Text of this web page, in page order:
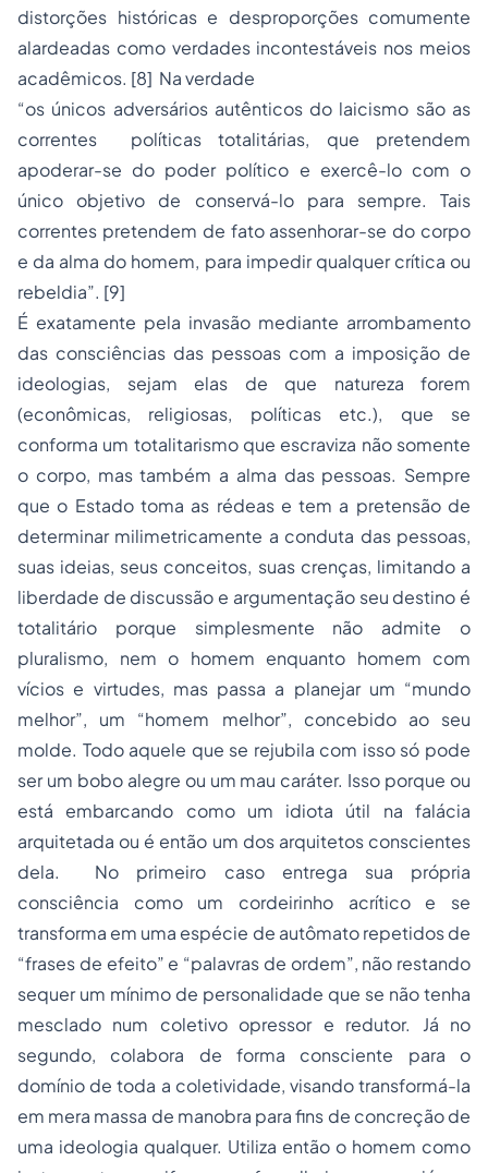
distorções históricas e desproporções comumente
alardeadas como verdades incontestáveis nos meios
acadêmicos. [8] Na verdade
“os únicos adversários autênticos do laicismo são as
correntes políticastotalitárias, que pretendem
apoderar-se do poder político e exercê-lo com o
único objetivo de conservá-lo para sempre. Tais
correntes pretendem de fato assenhorar-se do corpo
e da alma do homem, para impedir qualquer crítica ou
rebeldia”. [9]
É exatamente pela invasão mediante arrombamento
das consciências das pessoas com a imposição de
ideologias, sejam elas de que natureza forem
(econômicas, religiosas, políticas etc.), que se
conforma um totalitarismo que escraviza não somente
o corpo, mas também a alma das pessoas. Sempre
que o Estado toma as rédeas e tem a pretensão de
determinar milimetricamente a conduta das pessoas,
suas ideias, seus conceitos, suas crenças, limitando a
liberdade de discussão e argumentação seu destino é
totalitário porque simplesmente não admite o
pluralismo, nem o homem enquanto homem com
vícios e virtudes, mas passa a planejar um “mundo
melhor”, um “homem melhor”, concebido ao seu
molde. Todo aquele que se rejubila com isso só pode
ser um bobo alegre ou um mau caráter. Isso porque ou
está embarcando como um idiota útil na falácia
arquitetada ou é então um dos arquitetos conscientes
dela. No primeiro caso entrega sua própria
consciência como um cordeirinho acrítico e se
transforma em uma espécie de autômato repetidos de
“frases de efeito” e “palavras de ordem”, não restando
sequer um mínimo de personalidade que se não tenha
mesclado num coletivo opressor e redutor. Já no
segundo, colabora de forma consciente para o
domínio de toda a coletividade, visando transformá-la
em mera massa de manobra para fins de concreção de
uma ideologia qualquer. Utiliza então o homem como